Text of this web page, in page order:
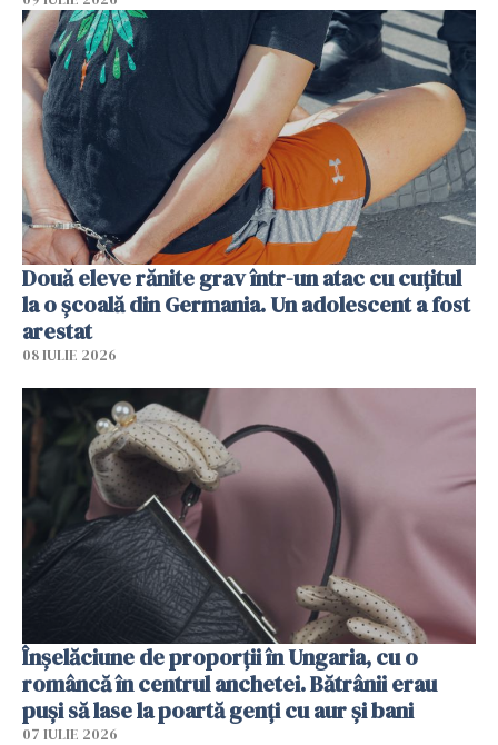
Două eleve rănite grav într-un atac cu cuțitul
la o școală din Germania. Un adolescent a fost
arestat
08 IULIE 2026
Înșelăciune de proporții în Ungaria, cu o
româncă în centrul anchetei. Bătrânii erau
puși să lase la poartă genți cu aur și bani
07 IULIE 2026